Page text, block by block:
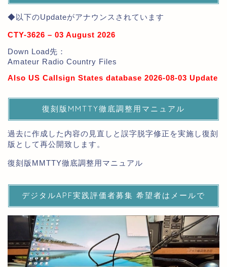
◆以下のUpdateがアナウンスされています
CTY-3626 – 03 August 2026
Down Load先：
Amateur Radio Country Files
Also US Callsign States database 2026-08-03 Update
復刻版MMTTY徹底調整用マニュアル
過去に作成した内容の見直しと誤字脱字修正を実施し復刻
版として再公開致します。
復刻版MMTTY徹底調整用マニュアル
デジタルAPF実践評価者募集 希望者はメールで